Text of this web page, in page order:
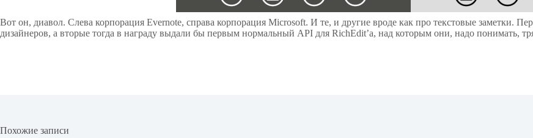
Вот он, диавол. Слева корпорация Evernote, справа корпорация Microsoft. И те, и другие вроде как про текстовые заметки.
дизайнеров, а вторые тогда в награду выдали бы первым нормальный API для RichEdit’а, над которым они, надо понимать,
Похожие записи